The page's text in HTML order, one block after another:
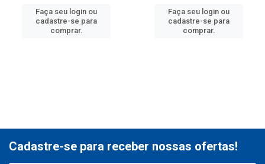
Faça seu login ou
cadastre-se para
comprar.
Faça seu login ou
cadastre-se para
comprar.
Cadastre-se para receber nossas ofertas!